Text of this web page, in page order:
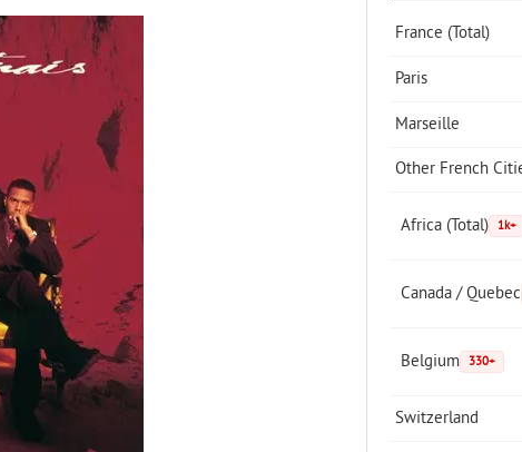
France (Total)
Paris
Marseille
Other French
Africa (Total) 1k+
Canada / Quebec
Belgium 330+
Switzerland